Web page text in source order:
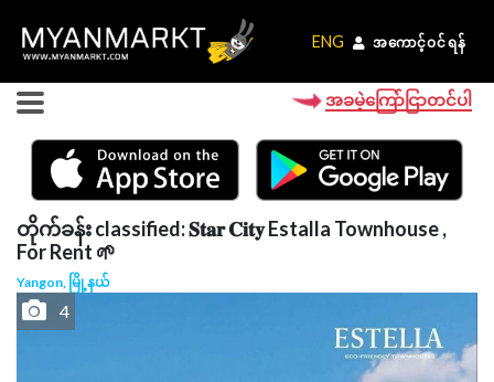
ENG အကောင့်ဝင်ရန်
ENG အကောင့်ဝင်ရန်
အခမဲ့ကြော်ငြာတင်ပါ
တိုက်ခန်း classified: 𝐒𝐭𝐚𝐫 𝐂𝐢𝐭𝐲 Estalla Townhouse ,
For Rent 🌱
Yangon, မြို့နယ်
4